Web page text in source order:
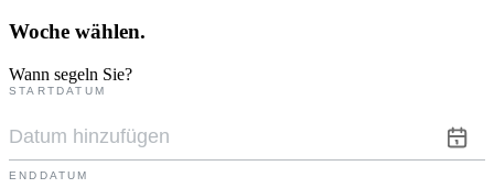
Woche wählen.
Wann segeln Sie?
STARTDATUM
ENDDATUM